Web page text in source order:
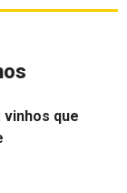
que